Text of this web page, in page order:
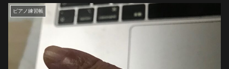
ピアノ練習帳